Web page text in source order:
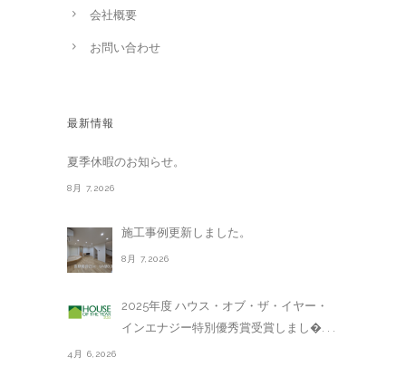
会社概要
お問い合わせ
最新情報
夏季休暇のお知らせ。
8月 7,2026
施工事例更新しました。
8月 7,2026
2025年度 ハウス・オブ・ザ・イヤー・
インエナジー特別優秀賞受賞しまし�. . .
4月 6,2026